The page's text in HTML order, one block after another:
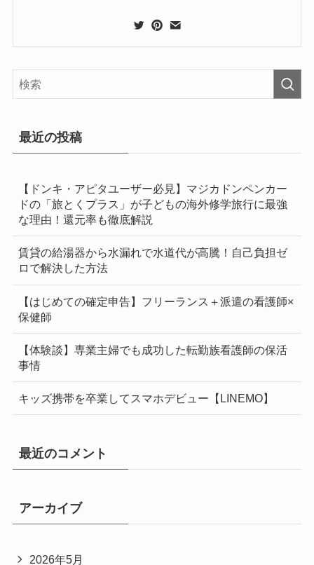
最近の投稿
【ドンキ・アピタユーザー必見】マジカドンペンカー
ドの「旅とくプラス」が子どもの海外修学旅行に最強
な理由！還元率も徹底解説
賃貸の給湯器から水漏れで水道代が高騰！自己負担ゼ
ロで解決した方法
【はじめての確定申告】フリーランス＋派遣の看護師×
保健師
【体験談】専業主婦でも成功した転勤族看護師の保活
事情
キッズ携帯を卒業してスマホデビュー【LINEMO】
最近のコメント
アーカイブ
2026年5月